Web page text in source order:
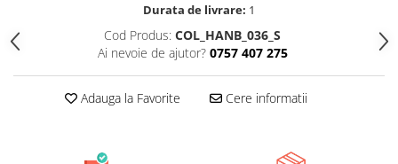
Durata de livrare: 1
Cod Produs: COL_HANB_036_S
Ai nevoie de ajutor? 0757 407 275
Adauga la Favorite Cere informatii